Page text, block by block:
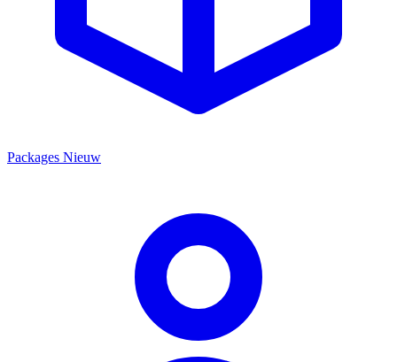
Packages Nieuw